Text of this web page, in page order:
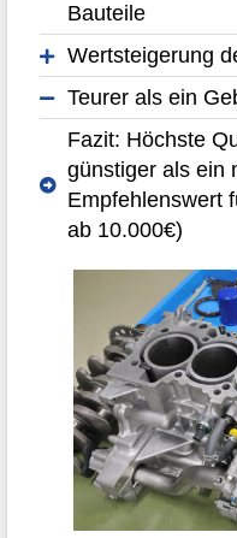
Bauteile
Wertsteigerung
Teurer als ein
Fazit: Höchste
günstiger als ein
Empfehlenswert
ab 10.000€)